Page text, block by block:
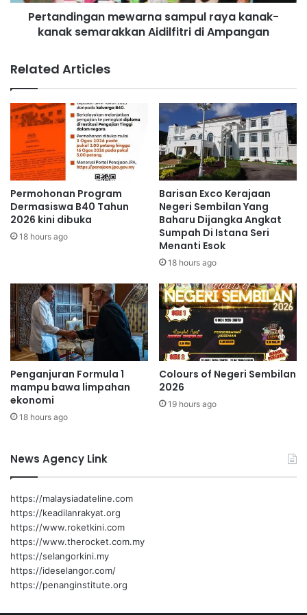
e
p
a
d
a
e
s
k
i
t
e
r
,
i
b
u
t
u
n
a
l
a
n
p
e
n
g
a
e
w
a
r
n
s
a
m
p
u
l
a
k
a
n
a
k
-
k
a
n
s
e
Pertandingan mewarna sampul raya kanak-
kanak semarakkan Aidilfitri di Ampangan
Related Articles
Permohonan Program
Dermasiswa B40 Tahun
2026 kini dibuka
18 hours ago
Barisan Exco Kerajaan
Negeri Sembilan Yang
Baharu Dijangka Angkat
Sumpah Di Istana Seri
Menanti Esok
18 hours ago
Penganjuran Formula 1
mampu bawa limpahan
ekonomi
18 hours ago
Colours of Negeri Sembilan
2026
19 hours ago
News Agency Link
https://malaysiadateline.com
https://keadilanrakyat.org
https://www.roketkini.com
https://www.therocket.com.my
https://selangorkini.my
https://ideselangor.com/
https://penanginstitute.org